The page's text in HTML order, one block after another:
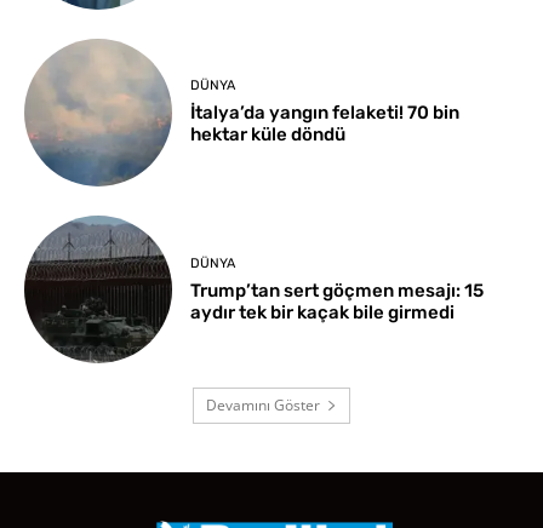
DÜNYA
İtalya’da yangın felaketi! 70 bin
hektar küle döndü
DÜNYA
Trump’tan sert göçmen mesajı: 15
aydır tek bir kaçak bile girmedi
Devamını Göster